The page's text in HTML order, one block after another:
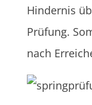
Hindernis
Prüfung.
nach